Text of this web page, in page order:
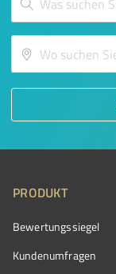
PRODUKT
Bewertungssiegel
Kundenumfragen